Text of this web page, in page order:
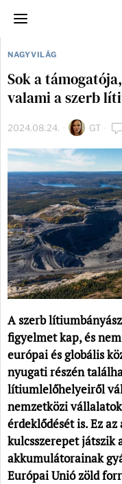
NAGYVILÁG
Sok a
valami a szerb
2024.08.24. GT
A szerb
figyelmet kap, és
európai és globális
nyugati részén
lítiumlelőhelyeiről
nemzetközi
érdeklődését is. Ez
kulcsszerepet játszik
akkumulátorainak
Európai Unió zöld